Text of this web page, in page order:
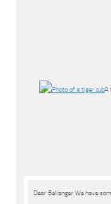
A
Dear Bellanger,We have